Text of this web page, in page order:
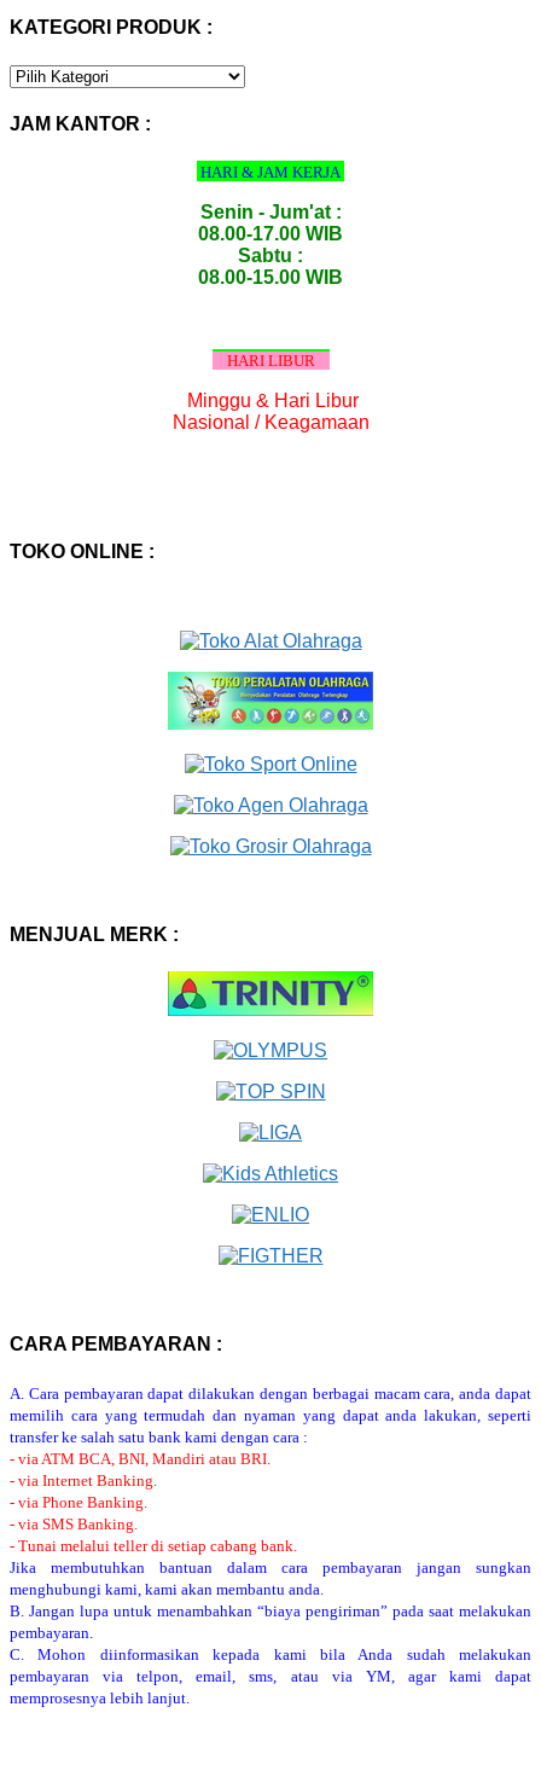
KATEGORI PRODUK :
KATEGORI
JAM KANTOR :
HARI & JAM KERJA
Senin - Jum'at :
08.00-17.00 WIB
Sabtu :
08.00-15.00 WIB
HARI LIBUR
Minggu & Hari Libur
Nasional / Keagamaan
TOKO ONLINE :
MENJUAL MERK :
CARA PEMBAYARAN :
A. Cara pembayaran dapat dilakukan dengan berbagai macam cara, anda dapat
memilih cara yang termudah dan nyaman yang dapat anda lakukan, seperti
transfer ke salah satu bank kami dengan cara :
- via ATM BCA, BNI, Mandiri atau BRI.
- via Internet Banking.
- via Phone Banking.
- via SMS Banking.
- Tunai melalui teller di setiap cabang bank.
Jika membutuhkan bantuan dalam cara pembayaran jangan sungkan
menghubungi kami, kami akan membantu anda.
B. Jangan lupa untuk menambahkan “biaya pengiriman” pada saat melakukan
pembayaran.
C. Mohon diinformasikan kepada kami bila Anda sudah melakukan
pembayaran via telpon, email, sms, atau via YM, agar kami dapat
memprosesnya lebih lanjut.